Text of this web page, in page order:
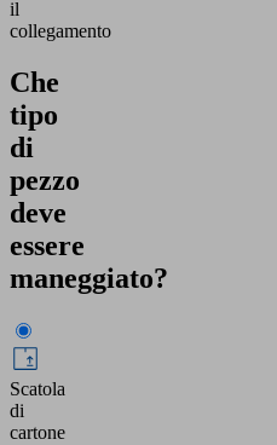
il
collegamento
Che
tipo
di
pezzo
deve
essere
maneggiato?
Scatola
di
cartone